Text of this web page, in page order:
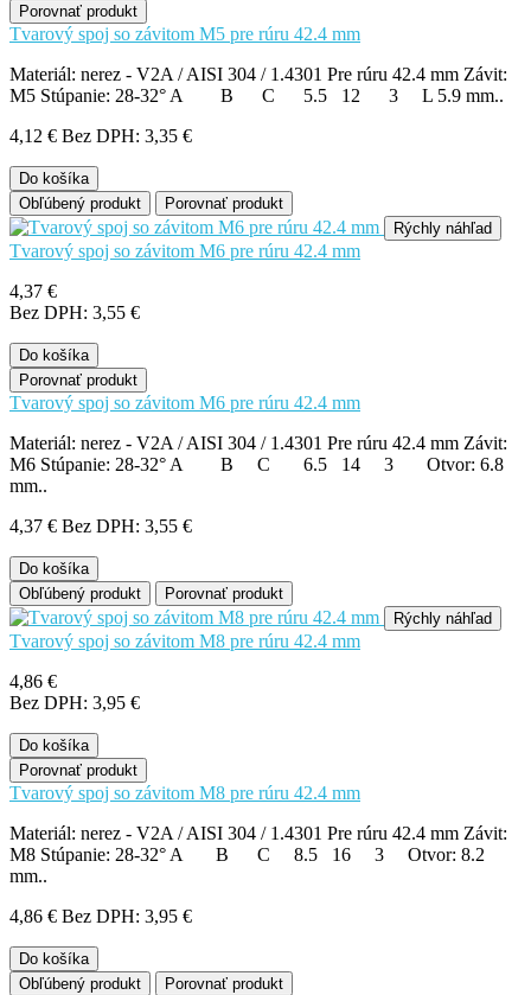
Porovnať produkt
Tvarový spoj so závitom M5 pre rúru 42.4 mm
Materiál: nerez - V2A / AISI 304 / 1.4301 Pre rúru 42.4 mm Závit:
M5 Stúpanie: 28-32° A B C 5.5 12 3 L 5.9 mm..
4,12 € Bez DPH: 3,35 €
Do košíka
Obľúbený produkt
Porovnať produkt
Rýchly náhľad
Tvarový spoj so závitom M6 pre rúru 42.4 mm
4,37 €
Bez DPH: 3,55 €
Do košíka
Porovnať produkt
Tvarový spoj so závitom M6 pre rúru 42.4 mm
Materiál: nerez - V2A / AISI 304 / 1.4301 Pre rúru 42.4 mm Závit:
M6 Stúpanie: 28-32° A B C 6.5 14 3 Otvor: 6.8
mm..
4,37 € Bez DPH: 3,55 €
Do košíka
Obľúbený produkt
Porovnať produkt
Rýchly náhľad
Tvarový spoj so závitom M8 pre rúru 42.4 mm
4,86 €
Bez DPH: 3,95 €
Do košíka
Porovnať produkt
Tvarový spoj so závitom M8 pre rúru 42.4 mm
Materiál: nerez - V2A / AISI 304 / 1.4301 Pre rúru 42.4 mm Závit:
M8 Stúpanie: 28-32° A B C 8.5 16 3 Otvor: 8.2
mm..
4,86 € Bez DPH: 3,95 €
Do košíka
Obľúbený produkt
Porovnať produkt